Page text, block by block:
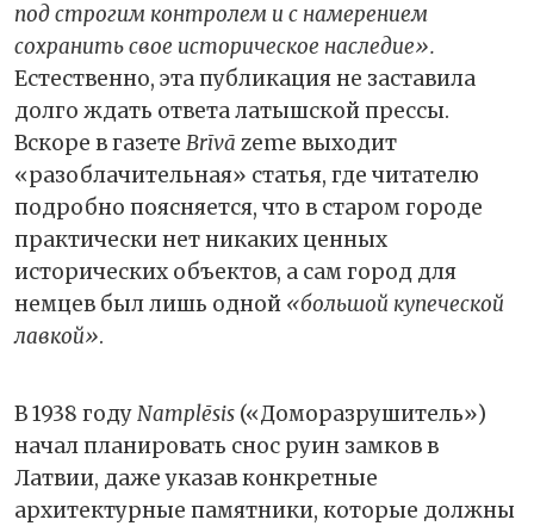
под строгим контролем и с намерением
сохранить свое историческое наследие».
Естественно, эта публикация не заставила
долго ждать ответа латышской прессы.
Вскоре в газете Brīvā zeme выходит
«разоблачительная» статья, где читателю
подробно поясняется, что в старом городе
практически нет никаких ценных
исторических объектов, а сам город для
немцев был лишь одной «большой купеческой
лавкой».
В 1938 годуNamplēsis («Доморазрушитель»)
начал планировать снос руин замков в
Латвии, даже указав конкретные
архитектурные памятники, которые должны